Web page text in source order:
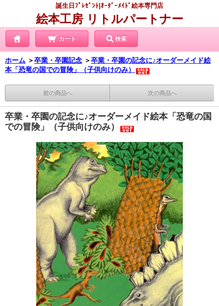
誕生日ﾌﾟﾚｾﾞﾝﾄ|ｵｰﾀﾞｰﾒｲﾄﾞ絵本専門店
絵本工房 リトルパートナー
カート 検索
ホーム ＞卒業・卒園記念 ＞卒業・卒園の記念に♪オーダーメイド絵
本「恐竜の国での冒険」（子供向けのみ）
前の商品へ 次の商品へ
卒業・卒園の記念に♪オーダーメイド絵本「恐竜の国
での冒険」（子供向けのみ）